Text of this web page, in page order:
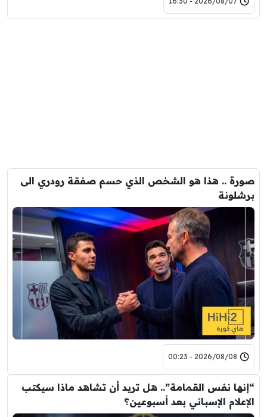
صورة .. هذا هو الشخص الذي حسم صفقة رودري الى
برشلونة
2026/08/08 - 00:23
“إنها نفس القمامة”.. هل تريد أن تشاهد ماذا سيكتب
الإعلام الإسباني بعد أسبوعين؟